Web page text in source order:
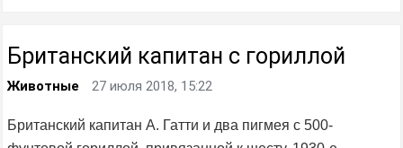
Британский капитан с гориллой
Животные 27 июля 2018, 15:22
Британский капитан А. Гатти и два пигмея с 500-